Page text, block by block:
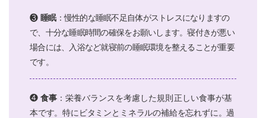
❸ 睡眠：慢性的な睡眠不足自体がストレスになりますの
で、十分な睡眠時間の確保をお願いします。寝付きが悪い
場合には、入浴など就寝前の睡眠環境を整えることが重要
です。
❹ 食事 ： 栄養バランスを考慮した規則正しい食事が基
本です。特にビタミンとミネラルの補給を忘れずに。過